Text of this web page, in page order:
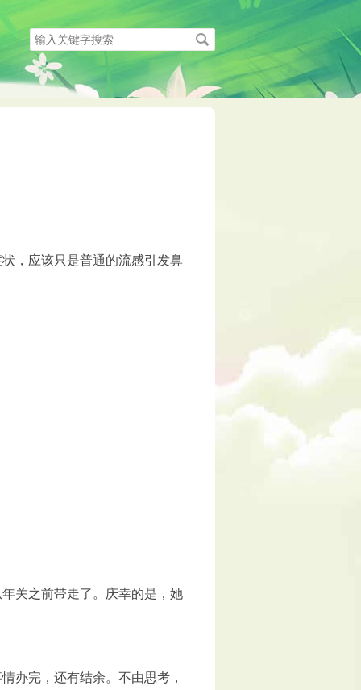
搜
索
关
键
字
，应该只是普通的流感引发鼻
关之前带走了。庆幸的是，她
办完，还有结余。不由思考，